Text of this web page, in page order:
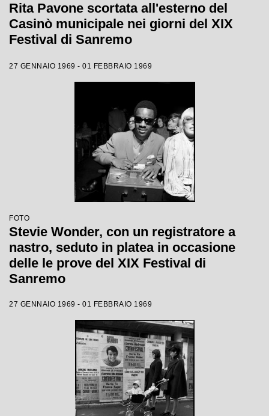
Rita Pavone scortata all'esterno del
Casinò municipale nei giorni del XIX
Festival di Sanremo
27 GENNAIO 1969 - 01 FEBBRAIO 1969
FOTO
Stevie Wonder, con un registratore a
nastro, seduto in platea in occasione
delle le prove del XIX Festival di
Sanremo
27 GENNAIO 1969 - 01 FEBBRAIO 1969